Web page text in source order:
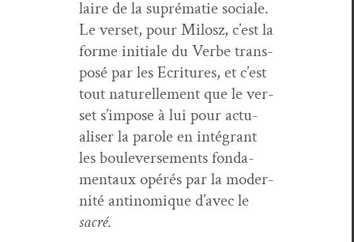
laire de la supré­matie sociale.
Le ver­set, pour Milosz, c’est la
forme ini­tiale du Verbe trans­
posé par les Ecri­t­ures, et c’est
tout naturelle­ment que le ver­
set s’im­pose à lui pour actu­
alis­er la parole en inté­grant
les boule­verse­ments fon­da­
men­taux opérés par la moder­
nité antin­o­mique d’avec le
sacré.